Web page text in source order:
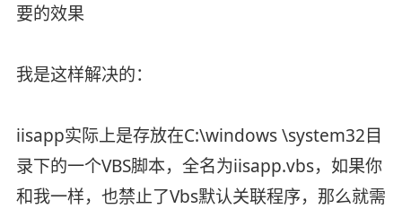
要的效果
我是这样解决的：
iisapp实际上是存放在C:\windows \system32目
录下的一个VBS脚本，全名为iisapp.vbs，如果你
和我一样，也禁止了Vbs默认关联程序，那么就需